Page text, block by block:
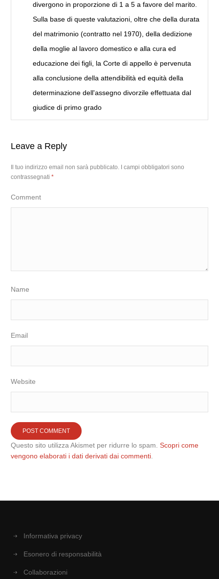
divergono in proporzione di 1 a 5 a favore del marito.
Sulla base di queste valutazioni, oltre che della durata
del matrimonio (contratto nel 1970), della dedizione
della moglie al lavoro domestico e alla cura ed
educazione dei figli, la Corte di appello è pervenuta
alla conclusione della attendibilità ed equità della
determinazione dell'assegno divorzile effettuata dal
giudice di primo grado
Leave a Reply
Il tuo indirizzo email non sarà pubblicato.
I campi obbligatori sono
contrassegnati*
Comment
Name
Email
Website
Questo sito utilizza Akismet per ridurre lo spam.Scopri come
vengono elaborati i dati derivati dai commenti
Informativa privacy
Esonero di responsabilità
Collaborazioni